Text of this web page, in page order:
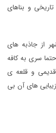
تاریخی و بناهای
از جاذبه های
سری به کافه
قدیمی و قلعه ی
های آن بی